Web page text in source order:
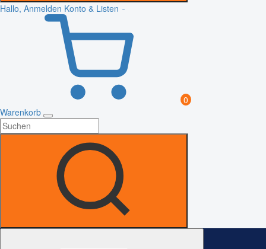
Hallo, Anmelden Konto & Listen
0
Warenkorb